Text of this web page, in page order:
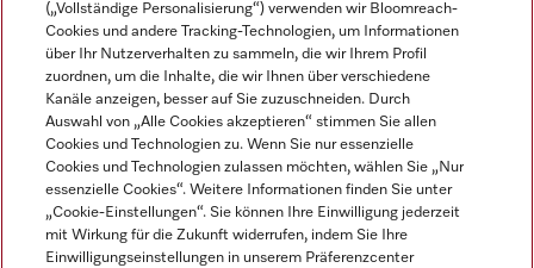
Impressum
Miele auf YoutubeMiele auf Instagram
Miele auf Facebook
Miele auf LinkedInMiele auf LinkedIn
(„Vollständige Personalisierung“) verwenden wir Bloomreach-
Cookies und andere Tracking-Technologien, um Informationen
über Ihr Nutzerverhalten zu sammeln, die wir Ihrem Profil
zuordnen, um die Inhalte, die wir Ihnen über verschiedene
Kanäle anzeigen, besser auf Sie zuzuschneiden. Durch
Auswahl von „Alle Cookies akzeptieren“ stimmen Sie allen
Cookies und Technologien zu. Wenn Sie nur essenzielle
Cookies und Technologien zulassen möchten, wählen Sie „Nur
essenzielle Cookies“. Weitere Informationen finden Sie unter
„Cookie-Einstellungen“. Sie können Ihre Einwilligung jederzeit
mit Wirkung für die Zukunft widerrufen, indem Sie Ihre
Einwilligungseinstellungen in unserem Präferenzcenter